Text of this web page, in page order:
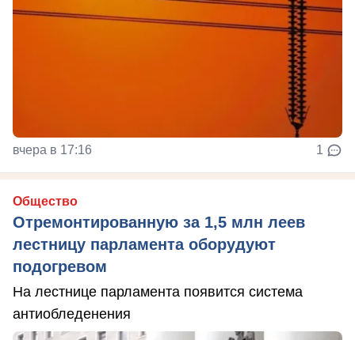
вчера в 17:16 1
Общество
Отремонтированную за 1,5 млн леев
лестницу парламента оборудуют
подогревом
На лестнице парламента появится система
антиобледенения